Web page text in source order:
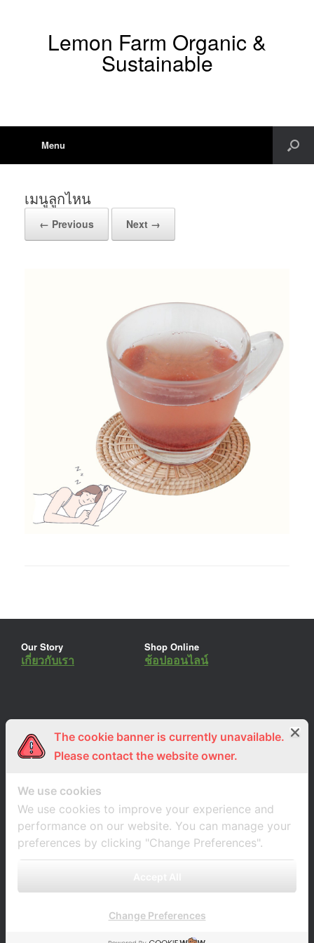
Lemon Farm Organic &
Sustainable
Menu
เมนูลูกไหน
← Previous Next →
Our Story
เกี่ยวกับเรา
Shop Online
ช้อปออนไลน์
ร่วมงานกับเรา
สมัครงาน
Lemon Farm Cafe
ร้านอาหารอินทรีย์
The cookie banner is currently unavailable.
Please contact the website owner.
We use cookies
We use cookies to improve your experience and
performance on our website. You can manage your
preferences by clicking "Change Preferences".
Change Preferences